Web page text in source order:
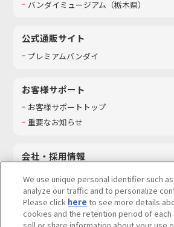
バンダイミュージアム（栃木県）
公式通販サイト
プレミアムバンダイ
お客様サポート
お客様サポートトップ
重要なお知らせ
会社・採用情報
採用情報
サステナビリティ
お問い合わせ
We use unique personal identifier such
analyze our traffic and to personalize
Please click here to see more details
cookies and the retention period of each